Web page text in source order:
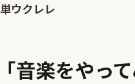
ウクレレ
音楽をやっ